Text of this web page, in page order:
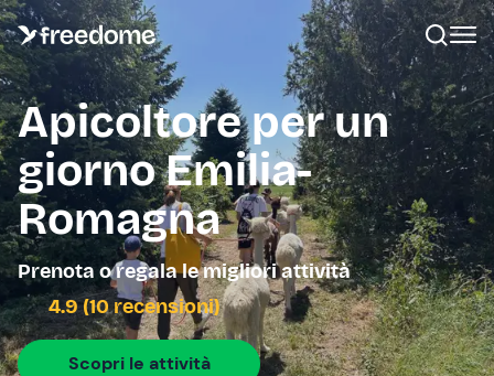
Apicoltore per un
giorno Emilia-
Romagna
Prenota o regala le migliori attività
4.9 (10 recensioni)
Scopri le attività